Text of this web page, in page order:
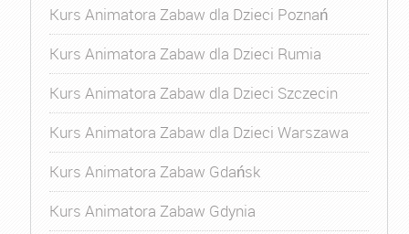
Kurs Animatora Zabaw dla Dzieci Poznań
Kurs Animatora Zabaw dla Dzieci Rumia
Kurs Animatora Zabaw dla Dzieci Szczecin
Kurs Animatora Zabaw dla Dzieci Warszawa
Kurs Animatora Zabaw Gdańsk
Kurs Animatora Zabaw Gdynia